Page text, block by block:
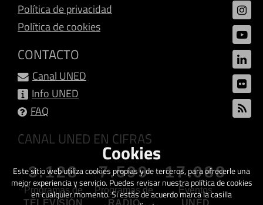
Política de privacidad
Política de cookies
CONTACTO
Canal UNED
Info UNED
FAQ
CANAL UNED EN CIFRAS
3.128
Programas de
TELEVISIÓN
7.599
Programas de
RADIO
17.088
Eventos
UNED
Cookies
Este sitio web utiliza cookies propias y de terceros, para ofrecerle una
mejor experiencia y servicio. Puedes revisar nuestra política de cookies
en cualquier momento. Si estás de acuerdo marca la casilla